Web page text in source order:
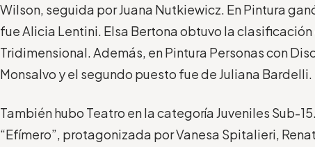
Wilson, seguida por Juana Nutkiewicz. En Pintura
fue Alicia Lentini. Elsa Bertona obtuvo la
Tridimensional. Además, en Pintura Personas con
Monsalvo y el segundo puesto fue de Juliana Bardelli.
También hubo Teatro en la categoría Juveniles Sub-
“Efímero”, protagonizada por Vanesa Spitalieri,